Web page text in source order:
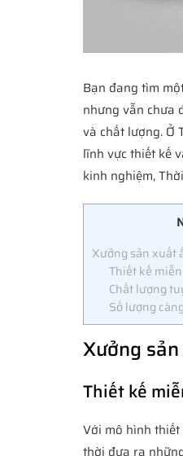
Bạn đang tìm
nhưng vẫn chưa
và chất lượng. Ở
lĩnh vực thiết kế
kinh nghiệm,
Xưởng sản xuất
Thiết kế
Chất lượng
Số lượng
Xưởng
Thiết kế
Với mô hình